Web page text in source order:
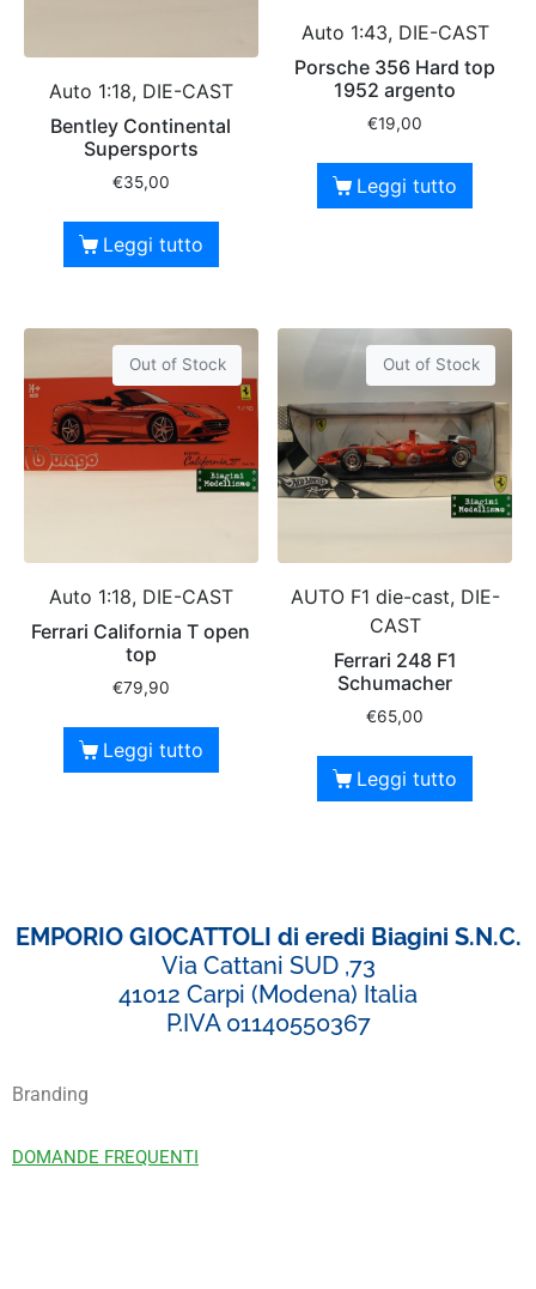
Auto 1:18, DIE-CAST
Bentley Continental
Supersports
€35,00
Leggi tutto
Auto 1:43, DIE-CAST
Porsche 356 Hard top
1952 argento
€19,00
Leggi tutto
Out of Stock
Auto 1:18, DIE-CAST
Ferrari California T open
top
€79,90
Leggi tutto
Out of Stock
AUTO F1 die-cast, DIE-
CAST
Ferrari 248 F1
Schumacher
€65,00
Leggi tutto
EMPORIO GIOCATTOLI di eredi Biagini S.N.C.
Via Cattani SUD ,73
41012 Carpi (Modena) Italia
P.IVA 01140550367
Branding
DOMANDE FREQUENTI